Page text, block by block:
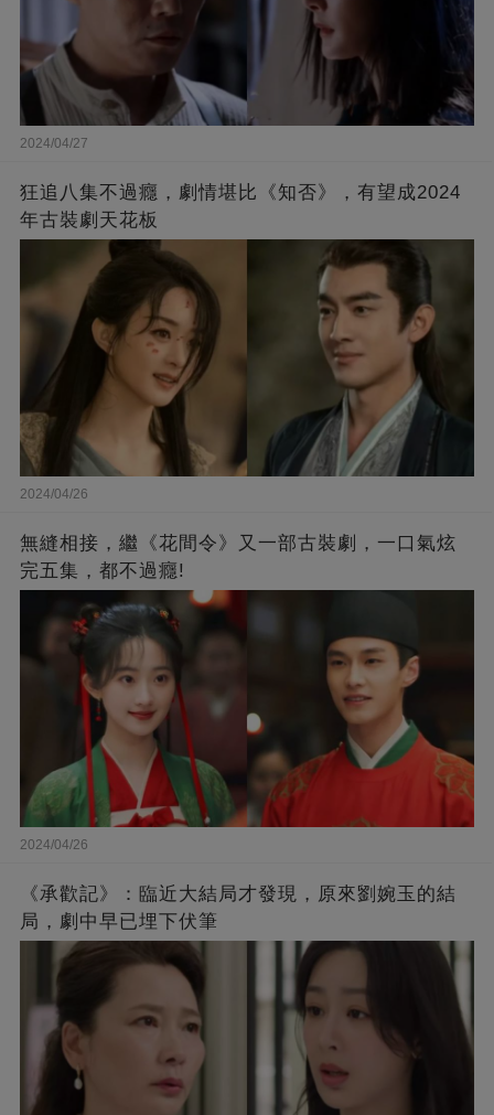
2024/04/27
狂追八集不過癮，劇情堪比《知否》，有望成2024
年古裝劇天花板
2024/04/26
無縫相接，繼《花間令》又一部古裝劇，一口氣炫
完五集，都不過癮!
2024/04/26
《承歡記》：臨近大結局才發現，原來劉婉玉的結
局，劇中早已埋下伏筆